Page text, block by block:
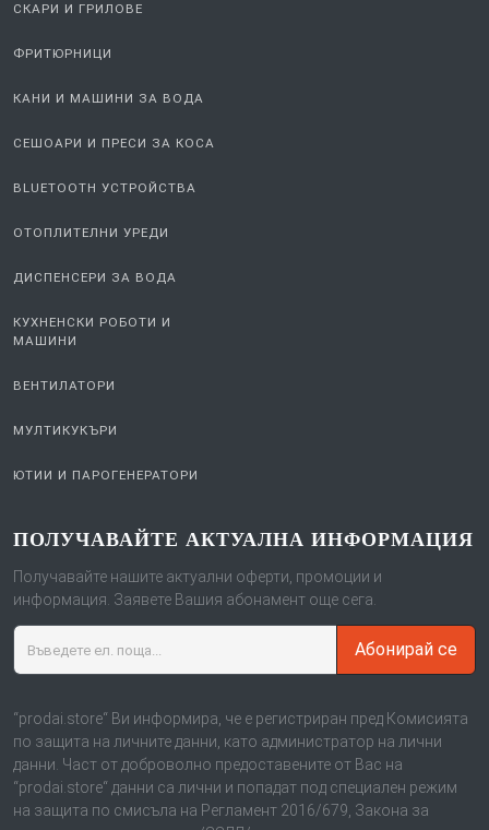
СКАРИ И ГРИЛОВЕ
ФРИТЮРНИЦИ
КАНИ И МАШИНИ ЗА ВОДА
СЕШОАРИ И ПРЕСИ ЗА КОСА
BLUETOOTH УСТРОЙСТВА
ОТОПЛИТЕЛНИ УРЕДИ
ДИСПЕНСЕРИ ЗА ВОДА
КУХНЕНСКИ РОБОТИ И
МАШИНИ
ВЕНТИЛАТОРИ
МУЛТИКУКЪРИ
ЮТИИ И ПАРОГЕНЕРАТОРИ
ПОЛУЧАВАЙТЕ АКТУАЛНА ИНФОРМАЦИЯ
Получавайте нашите актуални оферти, промоции и
информация. Заявете Вашия абонамент още сега.
Абонирай се
“prodai.store“ Ви информира, че е регистриран пред Комисията
по защита на личните данни, като администратор на лични
данни. Част от доброволно предоставените от Вас на
“prodai.store“ данни са лични и попадат под специален режим
на защита по смисъла на Регламент 2016/679, Закона за